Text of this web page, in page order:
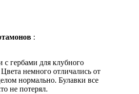
:
с гербами для клубного
немного отличались от
нормально. Булавки все
не потерял.